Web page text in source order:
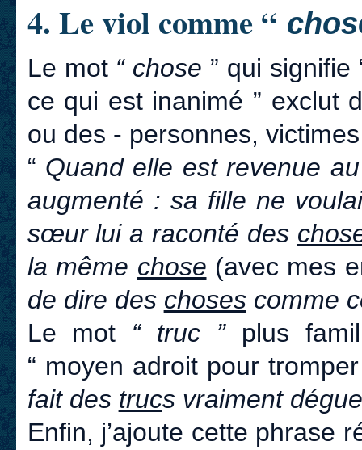
4. Le viol comme “
Le mot “ chose ” qui signifie
ce qui est inanimé ” exclut
ou des - personnes,
“ Quand elle est revenue
augmenté : sa fille ne
sœur lui a raconté des
la même chose (avec mes
de dire des chosescomme
Le mot “ truc ” plus
“ moyen adroit pour
fait des trucs vraiment
Enfin, j’ajoute cette phrase